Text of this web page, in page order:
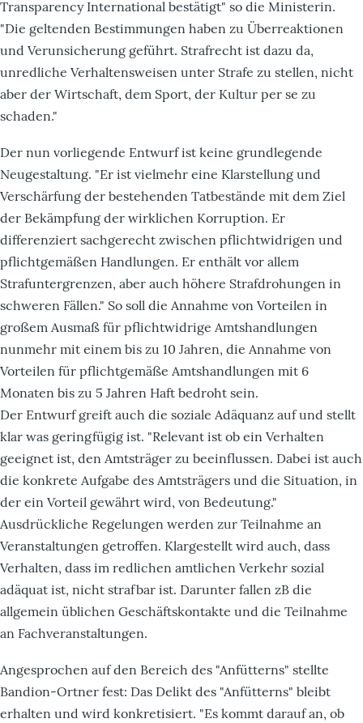
Transparency International bestätigt" so die Ministerin.
"Die geltenden Bestimmungen haben zu Überreaktionen
und Verunsicherung geführt. Strafrecht ist dazu da,
unredliche Verhaltensweisen unter Strafe zu stellen, nicht
aber der Wirtschaft, dem Sport, der Kultur per se zu
schaden."
Der nun vorliegende Entwurf ist keine grundlegende
Neugestaltung. "Er ist vielmehr eine Klarstellung und
Verschärfung der bestehenden Tatbestände mit dem Ziel
der Bekämpfung der wirklichen Korruption. Er
differenziert sachgerecht zwischen pflichtwidrigen und
pflichtgemäßen Handlungen. Er enthält vor allem
Strafuntergrenzen, aber auch höhere Strafdrohungen in
schweren Fällen." So soll die Annahme von Vorteilen in
großem Ausmaß für pflichtwidrige Amtshandlungen
nunmehr mit einem bis zu 10 Jahren, die Annahme von
Vorteilen für pflichtgemäße Amtshandlungen mit 6
Monaten bis zu 5 Jahren Haft bedroht sein.
Der Entwurf greift auch die soziale Adäquanz auf und stellt
klar was geringfügig ist. "Relevant ist ob ein Verhalten
geeignet ist, den Amtsträger zu beeinflussen. Dabei ist auch
die konkrete Aufgabe des Amtsträgers und die Situation, in
der ein Vorteil gewährt wird, von Bedeutung."
Ausdrückliche Regelungen werden zur Teilnahme an
Veranstaltungen getroffen. Klargestellt wird auch, dass
Verhalten, dass im redlichen amtlichen Verkehr sozial
adäquat ist, nicht strafbar ist. Darunter fallen zB die
allgemein üblichen Geschäftskontakte und die Teilnahme
an Fachveranstaltungen.
Angesprochen auf den Bereich des "Anfütterns" stellte
Bandion-Ortner fest: Das Delikt des "Anfütterns" bleibt
erhalten und wird konkretisiert. "Es kommt darauf an, ob